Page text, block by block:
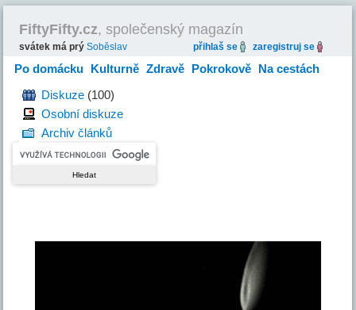
FiftyFifty.cz, společenský magazín
svátek má prýSoběslav přihlaš se zaregistruj se
Po domácku Kulturně Zdravě Pokrokově Na cestách
HravěDiskuze (100)
Osobní diskuze
Archiv článků